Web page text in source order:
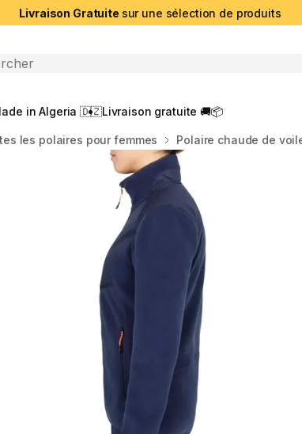
Livraison Gratuite sur une sélection de produits
ouverte
in Algeria 🇩🇿Livraison gratuite 🚚📦
les polaires pour femmes Polaire chaude de